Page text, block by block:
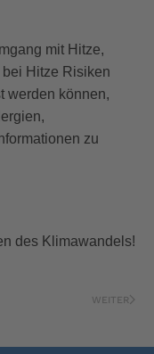
mit Hitze,
Hitze Risiken
werden können,
zu
des Klimawandels!
WEITER